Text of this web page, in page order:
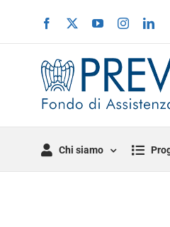
contenuto
Facebook
X YouTubeInstagram
Chi siamo